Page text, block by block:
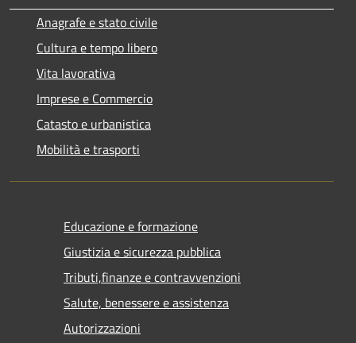
Anagrafe e stato civile
Cultura e tempo libero
Vita lavorativa
Imprese e Commercio
Catasto e urbanistica
Mobilità e trasporti
Educazione e formazione
Giustizia e sicurezza pubblica
Tributi,finanze e contravvenzioni
Salute, benessere e assistenza
Autorizzazioni